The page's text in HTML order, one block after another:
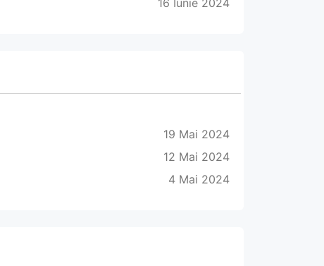
19 Mai 2024
12 Mai 2024
4 Mai 2024